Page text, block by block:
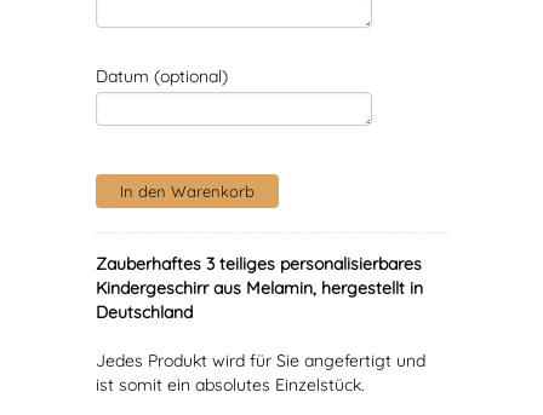
Datum (optional)
Zauberhaftes 3 teiliges personalisierbares
Kindergeschirr aus Melamin, hergestellt in
Deutschland
Jedes Produkt wird für Sie angefertigt und
ist somit ein absolutes Einzelstück.